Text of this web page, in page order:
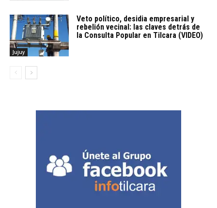
Jujuy
Veto político, desidia empresarial y
rebelión vecinal: las claves detrás de
la Consulta Popular en Tilcara (VIDEO)